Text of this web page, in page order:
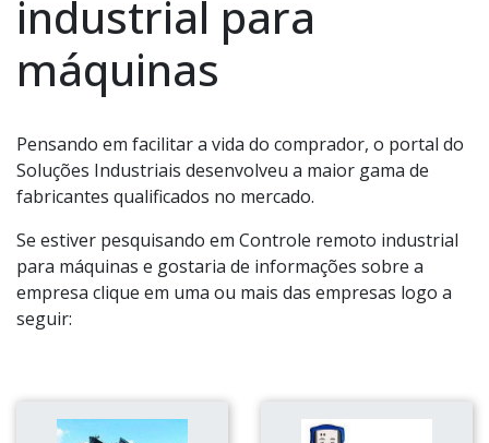
industrial para
máquinas
Pensando em facilitar a vida do comprador, o portal do
Soluções Industriais desenvolveu a maior gama de
fabricantes qualificados no mercado.
Se estiver pesquisando em Controle remoto industrial
para máquinas e gostaria de informações sobre a
empresa clique em uma ou mais das empresas logo a
seguir: